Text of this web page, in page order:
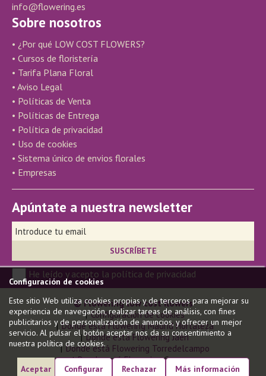
info@flowering.es
Sobre nosotros
• ¿Por qué LOW COST FLOWERS?
• Cursos de floristería
• Tarifa Plana Floral
• Aviso Legal
• Políticas de Venta
• Políticas de Entrega
• Política de privacidad
• Uso de cookies
• Sistema único de envios florales
• Empresas
Apúntate a nuestra newsletter
He leído y acepto la política de privacidad
© Flowering low cost flowers
Configuración de cookies
Donde está Flowering Madrid Hortaleza
Donde está Flowering Jaén
Donde está Flowering Torredelcampo
Donde está Flowering Carmona
Donde está Flowering en Gandía
Modelo de Negocio
Configuración de cookies
Este sitio Web utiliza cookies propias y de terceros para mejorar su
experiencia de navegación, realizar tareas de análisis, con fines
publicitarios y de personalización de anuncios, y ofrecer un mejor
servicio. Al pulsar el botón aceptar nos da su consentimiento a
nuestra política de cookies.
Aceptar Configurar Rechazar Más información